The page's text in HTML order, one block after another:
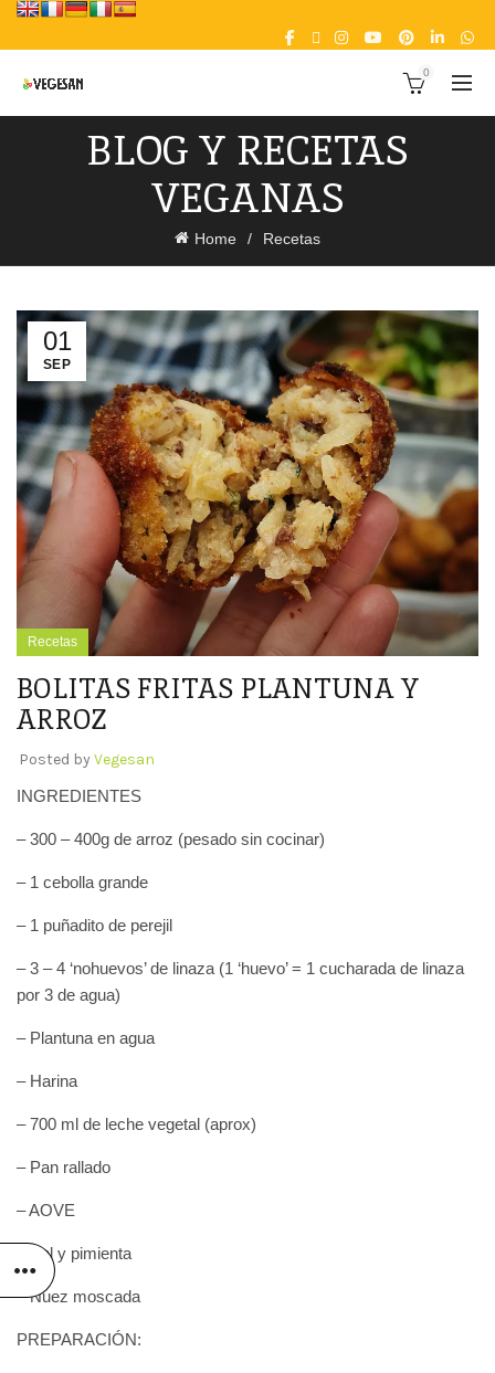
0
BLOG Y RECETAS
VEGANAS
Home Recetas
01
SEP
Recetas
BOLITAS FRITAS PLANTUNA Y
ARROZ
Posted byVegesan
INGREDIENTES
– 300 – 400g de arroz (pesado sin cocinar)
– 1 cebolla grande
– 1 puñadito de perejil
– 3 – 4 ‘nohuevos’ de linaza (1 ‘huevo’ = 1 cucharada de linaza
por 3 de agua)
– Plantuna en agua
– Harina
– 700 ml de leche vegetal (aprox)
– Pan rallado
– AOVE
– Sal y pimienta
– Nuez moscada
PREPARACIÓN: